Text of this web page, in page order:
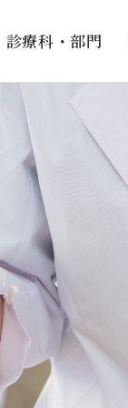
診療科・部門